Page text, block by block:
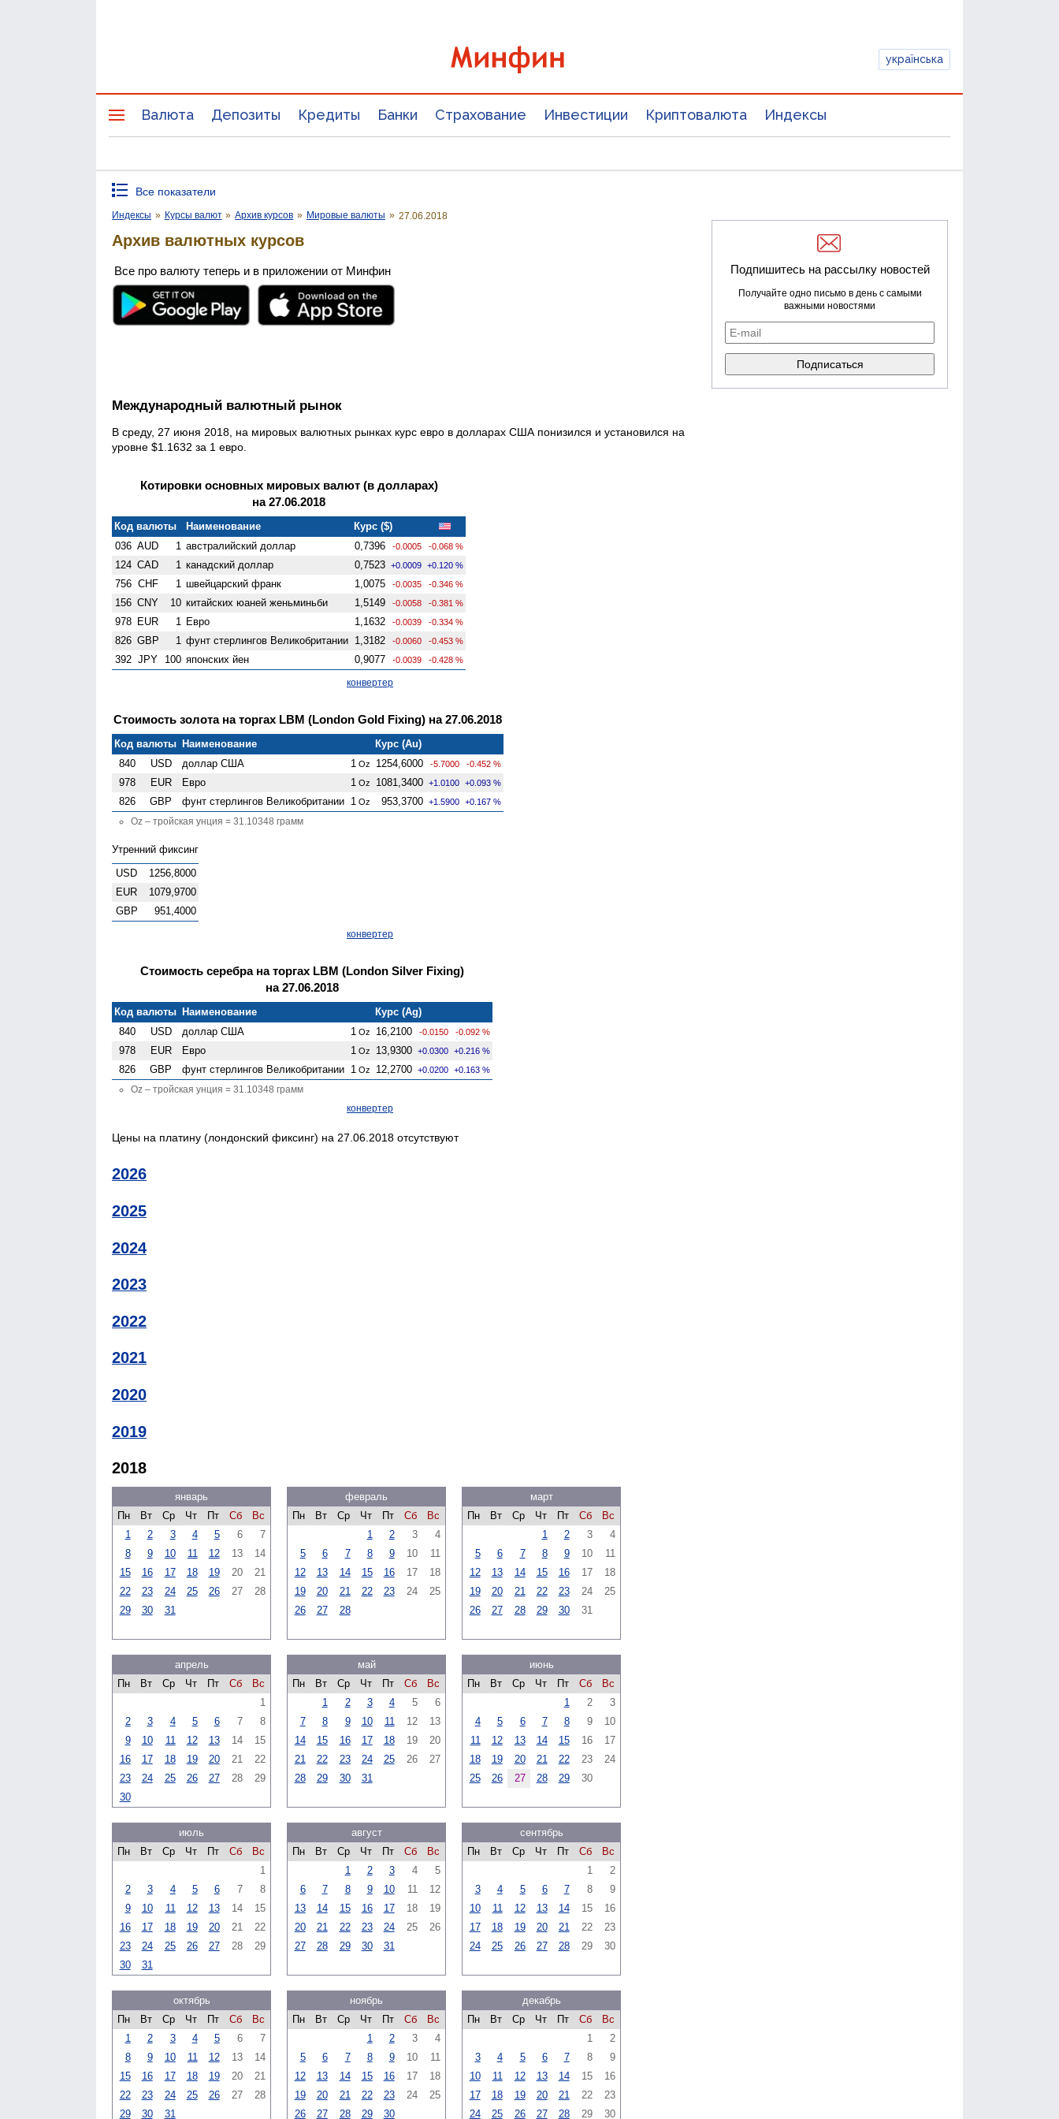
українська
Валюта Депозиты Кредиты Банки Страхование Инвестиции Криптовалюта Индексы
Все показатели
Индексы » Курсы валют » Архив курсов » Мировые валюты » 27.06.2018
Архив валютных курсов
Все про валюту теперь и в приложении от Минфин
Международный валютный рынок
В среду, 27 июня 2018, на мировых валютных рынках курс евро в долларах США понизился и установился на
уровне $1.1632 за 1 евро.
Котировки основных мировых валют (в долларах)
на 27.06.2018
Код валюты Наименование
Курс ($)
036 AUD 1 австралийский доллар 0,7396 -0.0005 -0.068 %
124 CAD 1 канадский доллар 0,7523 +0.0009 +0.120 %
756 CHF 1 швейцарский франк 1,0075 -0.0035 -0.346 %
156 CNY 10 китайских юаней женьминьби 1,5149 -0.0058 -0.381 %
978 EUR 1 Евро 1,1632 -0.0039 -0.334 %
826 GBP 1 фунт стерлингов Велико­британии 1,3182 -0.0060 -0.453 %
392 JPY 100 японских йен 0,9077 -0.0039 -0.428 %
конвертер
Стоимость золота на торгах LBM (London Gold Fixing) на 27.06.2018
Код валюты Наименование
Курс (Au)
840
USD доллар США 1 Oz 1254,6000 -5.7000 -0.452 %
978 EUR Евро 1 Oz 1081,3400 +1.0100 +0.093 %
826 GBP фунт стерлингов Велико­британии 1 Oz 953,3700 +1.5900 +0.167 %
Oz – тройская унция = 31.10348 грамм
Утренний фиксинг
USD
1256,8000
EUR
1079,9700
GBP
951,4000
конвертер
Стоимость серебра на торгах LBM (London Silver Fixing)
на 27.06.2018
Код валюты Наименование
Курс (Ag)
840
USD доллар США 1 Oz 16,2100 -0.0150 -0.092 %
978 EUR Евро 1 Oz 13,9300 +0.0300 +0.216 %
826 GBP фунт стерлингов Велико­британии 1 Oz 12,2700 +0.0200 +0.163 %
Oz – тройская унция = 31.10348 грамм
конвертер
Цены на платину (лондонский фиксинг) на 27.06.2018 отсутствуют
2026
2025
2024
2023
2022
2021
2020
2019
2018
январь
Пн
Вт Ср Чт Пт Сб
Вс
1
2 3 4 5 6
7
8
9 10 11 12 13
14
15
16 17 18 19 20
21
22
23 24 25 26 27
28
29
30 31
февраль
Пн
Вт Ср Чт Пт Сб
Вс
1
2 3
4
5
6 7 8 9 10
11
12
13 14 15 16 17
18
19
20 21 22 23 24
25
26
27 28
март
Пн
Вт Ср Чт Пт Сб
Вс
1
2 3
4
5
6 7 8 9 10
11
12
13 14 15 16 17
18
19
20 21 22 23 24
25
26
27 28 29 30 31
апрель
Пн
Вт Ср Чт Пт Сб
Вс
1
2
3 4 5 6 7
8
9
10 11 12 13 14
15
16
17 18 19 20 21
22
23
24 25 26 27 28
29
30
май
Пн
Вт Ср Чт Пт Сб
Вс
1
2 3 4 5
6
7
8 9 10 11 12
13
14
15 16 17 18 19
20
21
22 23 24 25 26
27
28
29 30 31
июнь
Пн
Вт Ср Чт Пт Сб
Вс
1
2
3
4
5 6 7 8 9
10
11
12 13 14 15 16
17
18
19 20 21 22 23
24
25
26 27 28 29 30
июль
Пн
Вт Ср Чт Пт Сб
Вс
1
2
3 4 5 6 7
8
9
10 11 12 13 14
15
16
17 18 19 20 21
22
23
24 25 26 27 28
29
30
31
август
Пн
Вт Ср Чт Пт Сб
Вс
1
2 3 4
5
6
7 8 9 10 11
12
13
14 15 16 17 18
19
20
21 22 23 24 25
26
27
28 29 30 31
сентябрь
Пн
Вт Ср Чт Пт Сб
Вс
1
2
3
4 5 6 7 8
9
10
11 12 13 14 15
16
17
18 19 20 21 22
23
24
25 26 27 28 29 30
октябрь
Пн
Вт Ср Чт Пт Сб
Вс
1
2 3 4 5 6
7
8
9 10 11 12 13
14
15
16 17 18 19 20
21
22
23 24 25 26 27
28
29
30 31
ноябрь
Пн
Вт Ср Чт Пт Сб
Вс
1
2 3
4
5
6 7 8 9 10
11
12
13 14 15 16 17
18
19
20 21 22 23 24
25
26
27 28 29 30
декабрь
Пн
Вт Ср Чт Пт Сб
Вс
1
2
3
4 5 6 7 8
9
10
11 12 13 14 15
16
17
18 19 20 21 22
23
24
25 26 27 28 29 30
Подпишитесь на рассылку новостей
Получайте одно письмо в день с самыми
важными новостями